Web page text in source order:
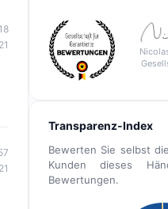
Transparenz-Index
Bewerten Sie selbst
Kunden dieses
Bewertungen.